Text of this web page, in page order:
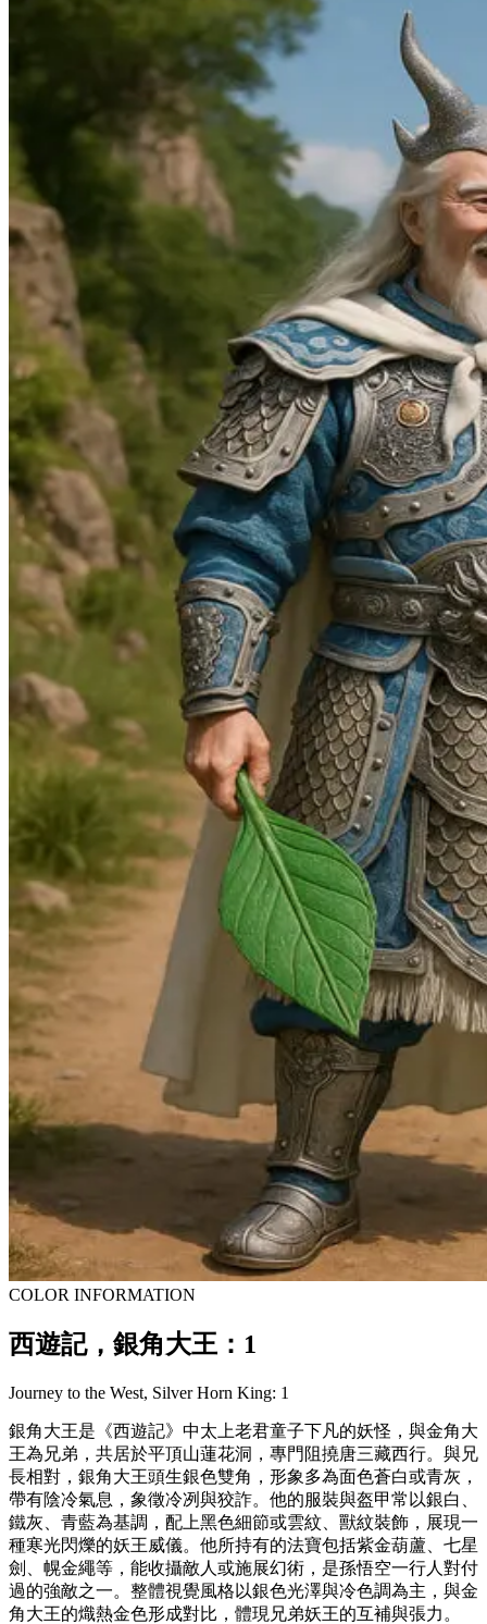
COLOR INFORMATION
西遊記，銀角大王：1
Journey to the West, Silver Horn King: 1
銀角大王是《西遊記》中太上老君童子下凡的妖怪，與金角大
王為兄弟，共居於平頂山蓮花洞，專門阻撓唐三藏西行。與兄
長相對，銀角大王頭生銀色雙角，形象多為面色蒼白或青灰，
帶有陰冷氣息，象徵冷冽與狡詐。他的服裝與盔甲常以銀白、
鐵灰、青藍為基調，配上黑色細節或雲紋、獸紋裝飾，展現一
種寒光閃爍的妖王威儀。他所持有的法寶包括紫金葫蘆、七星
劍、幌金繩等，能收攝敵人或施展幻術，是孫悟空一行人對付
過的強敵之一。整體視覺風格以銀色光澤與冷色調為主，與金
角大王的熾熱金色形成對比，體現兄弟妖王的互補與張力。